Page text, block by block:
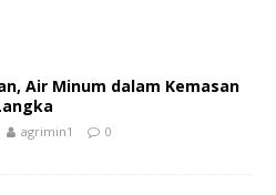
Air Minum dalam Kemasan
agrimin1 0